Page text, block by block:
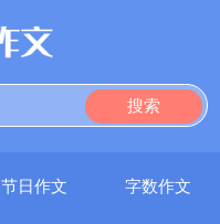
搜索
节日作文 字数作文